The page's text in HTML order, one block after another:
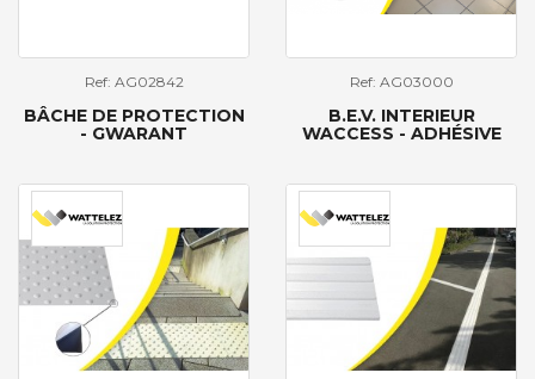
Ref: AG02842
BÂCHE DE PROTECTION
- GWARANT
Ref: AG03000
B.E.V. INTERIEUR
WACCESS - ADHÉSIVE